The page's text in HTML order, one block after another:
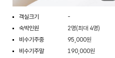
객실크기
-
숙박인원
2명(최대 4명)
비수기주중
95,000원
비수기주말
190,000원